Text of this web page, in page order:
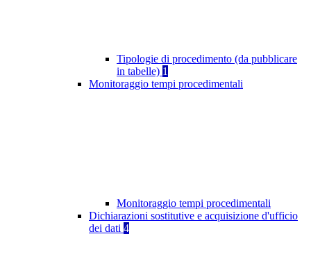
Tipologie di procedimento (da pubblicare
in tabelle) 1
Monitoraggio tempi procedimentali
Monitoraggio tempi procedimentali
Dichiarazioni sostitutive e acquisizione d'ufficio
dei dati 4